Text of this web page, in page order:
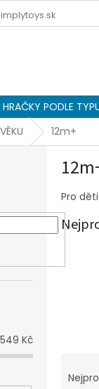
PODLE
12m+
Kč
Pro